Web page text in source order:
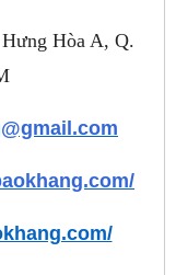
Hòa A, Q.